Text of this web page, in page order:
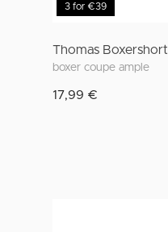
3 for €39
Thomas Boxershort
boxer coupe ample
17,99 €